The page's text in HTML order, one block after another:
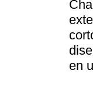
en